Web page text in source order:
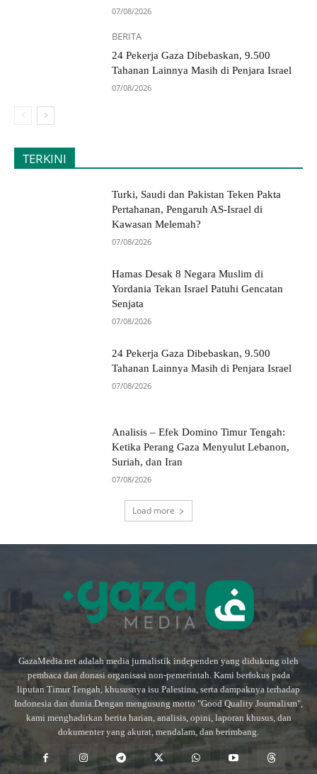
07/08/2026
BERITA
24 Pekerja Gaza Dibebaskan, 9.500
Tahanan Lainnya Masih di Penjara Israel
07/08/2026
TERKINI
Turki, Saudi dan Pakistan Teken Pakta
Pertahanan, Pengaruh AS-Israel di
Kawasan Melemah?
07/08/2026
Hamas Desak 8 Negara Muslim di
Yordania Tekan Israel Patuhi Gencatan
Senjata
07/08/2026
24 Pekerja Gaza Dibebaskan, 9.500
Tahanan Lainnya Masih di Penjara Israel
07/08/2026
Analisis – Efek Domino Timur Tengah:
Ketika Perang Gaza Menyulut Lebanon,
Suriah, dan Iran
07/08/2026
Load more
GazaMedia.net adalah media jurnalistik independen yang didukung oleh
pembaca dan donasi organisasi non-pemerintah. Kami berfokus pada
liputan Timur Tengah, khususnya isu Palestina, serta dampaknya terhadap
Indonesia dan dunia.Dengan mengusung motto "Good Quality Journalism",
kami menghadirkan berita harian, analisis, opini, laporan khusus, dan
dokumenter yang akurat, mendalam, dan berimbang.